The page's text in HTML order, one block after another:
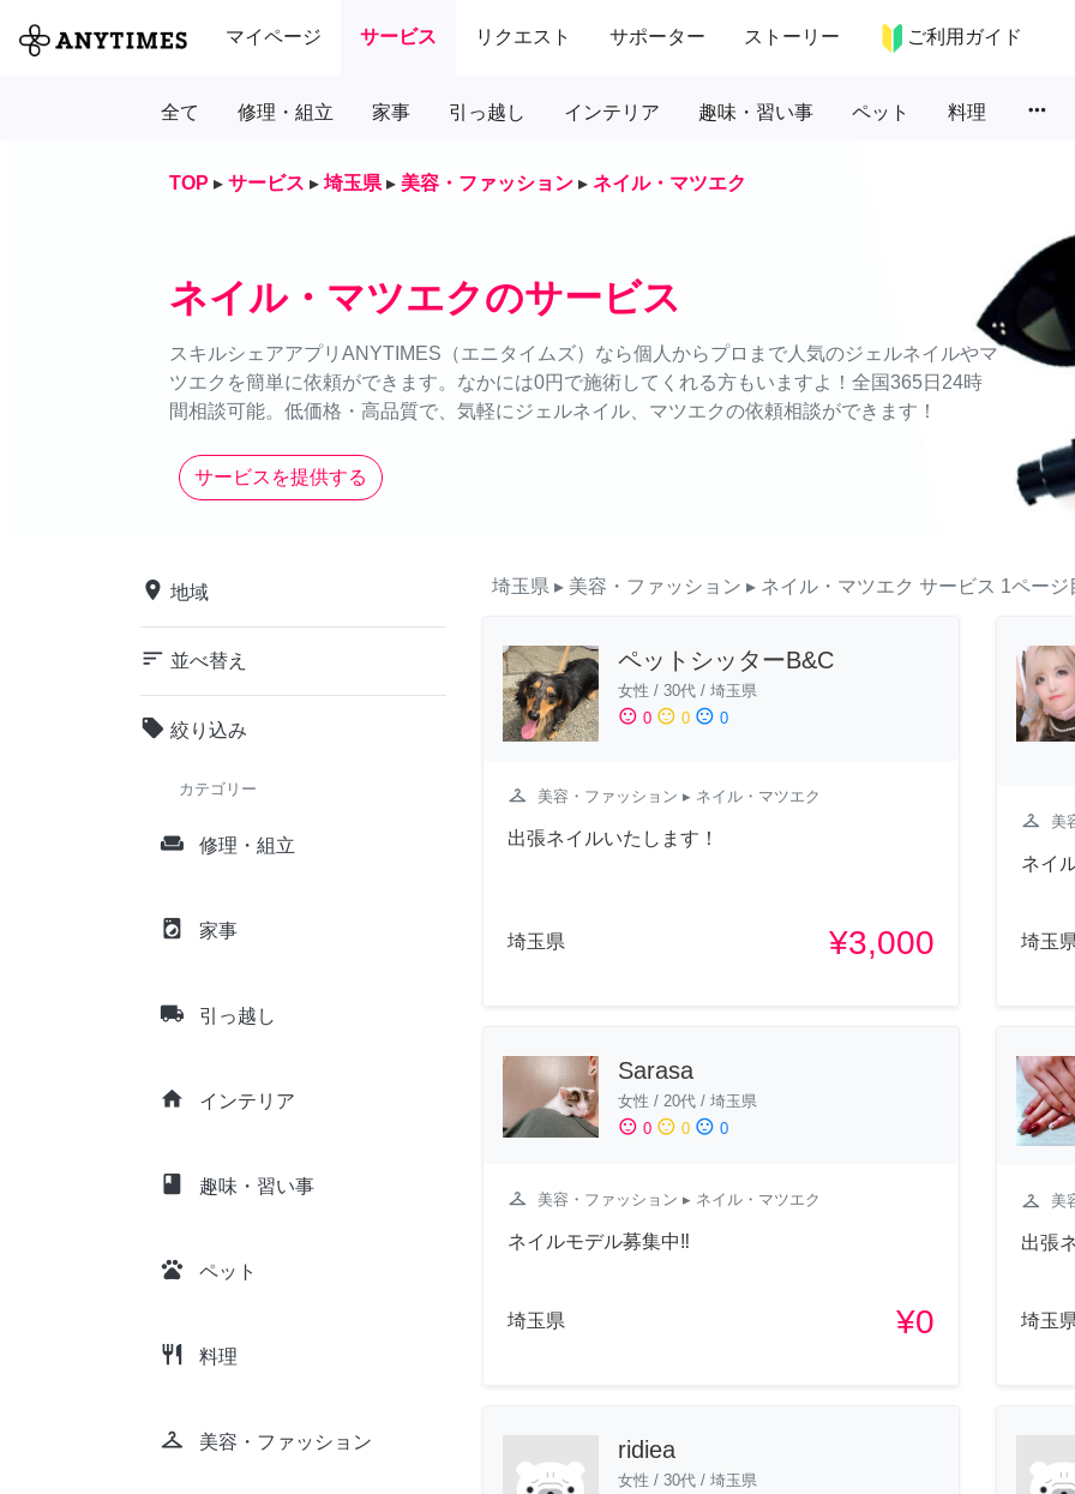
マイページ サービス リクエスト サポーター ストーリー ご利用ガイド
全て 修理・組立 家事 引っ越し インテリア 趣味・習い事 ペット 料理 more_horiz
TOP ▸ サービス ▸ 埼玉県 ▸ 美容・ファッション ▸ ネイル・マツエク
ネイル・マツエクのサービス
スキルシェアアプリANYTIMES（エニタイムズ）なら個人からプロまで人気のジェルネイルやマ
ツエクを簡単に依頼ができます。なかには0円で施術してくれる方もいますよ！全国365日24時
間相談可能。低価格・高品質で、気軽にジェルネイル、マツエクの依頼相談ができます！
サービスを提供する
place 地域
sort 並べ替え
local_offer 絞り込み
カテゴリー
weekend 修理・組立
local_laundry_service 家事
local_shipping 引っ越し
home インテリア
class 趣味・習い事
pets ペット
restaurant 料理
checkroom 美容・ファッション
埼玉県 ▸ 美容・ファッション ▸ ネイル・マツエク サービス 1ページ
ペットシッターB&C
女性 / 30代 / 埼玉県
sentiment_satisfied 0 sentiment_neutral 0 sentiment_dissatisfied 0
checkroom 美容・ファッション ▸ ネイル・マツエク
出張ネイルいたします！
埼玉県 ¥3,000
checkroom 美
ネイ
埼玉
Sarasa
女性 / 20代 / 埼玉県
sentiment_satisfied 0 sentiment_neutral 0 sentiment_dissatisfied 0
checkroom 美容・ファッション ▸ ネイル・マツエク
ネイルモデル募集中‼️
埼玉県 ¥0
checkroom 美
出張
埼玉
ridiea
女性 / 30代 / 埼玉県